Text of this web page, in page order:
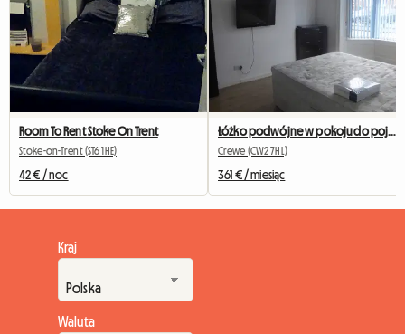
Room To Rent Stoke On Trent
Stoke-on-Trent (ST6 1HE)
42 € / noc
Crewe (CW2 7HL)
361 € / miesiąc
Kraj
Waluta